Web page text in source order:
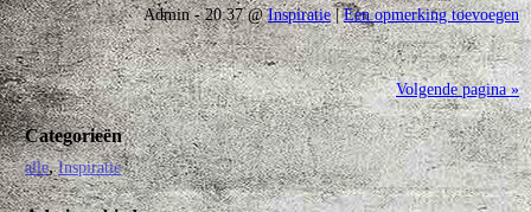
Admin - 20:37 @Inspiratie|Een opmerking toevoegen
Volgende pagina »
Categorieën
alle Inspiratie